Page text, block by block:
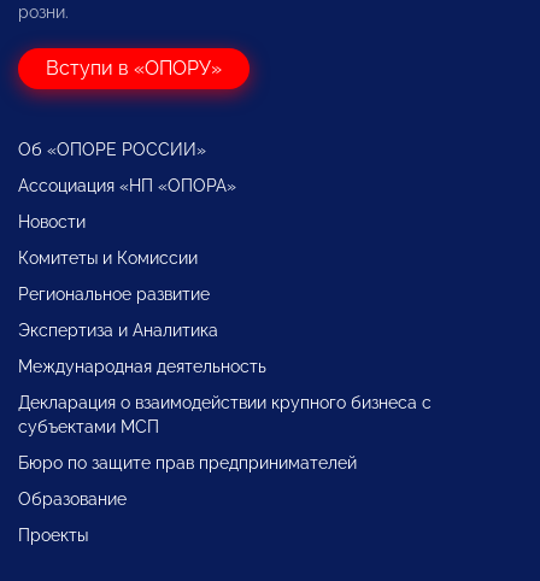
розни.
Вступи в «ОПОРУ»
Об «ОПОРЕ РОССИИ»
Ассоциация «НП «ОПОРА»
Новости
Комитеты и Комиссии
Региональное развитие
Экспертиза и Аналитика
Международная деятельность
Декларация о взаимодействии крупного бизнеса с
субъектами МСП
Бюро по защите прав предпринимателей
Образование
Проекты